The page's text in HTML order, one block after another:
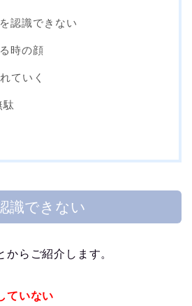
認識できない
時の顔
ていく
識できない
からご紹介します。
ていない